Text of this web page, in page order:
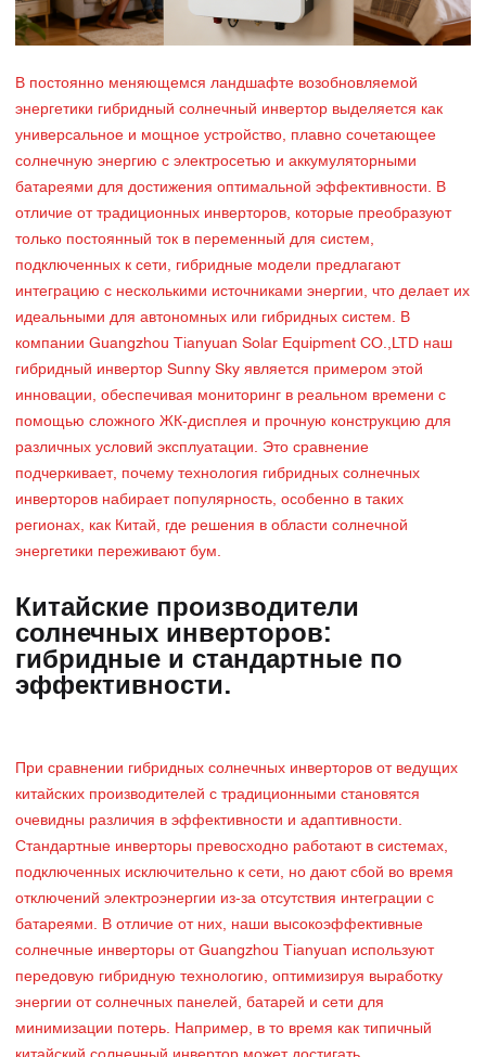
В постоянно меняющемся ландшафте возобновляемой
энергетики гибридный солнечный инвертор выделяется как
универсальное и мощное устройство, плавно сочетающее
солнечную энергию с электросетью и аккумуляторными
батареями для достижения оптимальной эффективности. В
отличие от традиционных инверторов, которые преобразуют
только постоянный ток в переменный для систем,
подключенных к сети, гибридные модели предлагают
интеграцию с несколькими источниками энергии, что делает их
идеальными для автономных или гибридных систем. В
компании Guangzhou Tianyuan Solar Equipment CO.,LTD наш
гибридный инвертор Sunny Sky является примером этой
инновации, обеспечивая мониторинг в реальном времени с
помощью сложного ЖК-дисплея и прочную конструкцию для
различных условий эксплуатации. Это сравнение
подчеркивает, почему технология гибридных солнечных
инверторов набирает популярность, особенно в таких
регионах, как Китай, где решения в области солнечной
энергетики переживают бум.
Китайские производители
солнечных инверторов:
гибридные и стандартные по
эффективности.
При сравнении гибридных солнечных инверторов от ведущих
китайских производителей с традиционными становятся
очевидны различия в эффективности и адаптивности.
Стандартные инверторы превосходно работают в системах,
подключенных исключительно к сети, но дают сбой во время
отключений электроэнергии из-за отсутствия интеграции с
батареями. В отличие от них, наши высокоэффективные
солнечные инверторы от Guangzhou Tianyuan используют
передовую гибридную технологию, оптимизируя выработку
энергии от солнечных панелей, батарей и сети для
минимизации потерь. Например, в то время как типичный